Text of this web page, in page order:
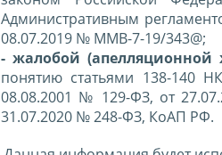
Административным
08.07.2019 № ММВ-7-19/343@;
- жалобой (апелляционной
понятию статьями 138-140
08.08.2001 № 129-ФЗ, от
31.07.2020 № 248-ФЗ, КоАП РФ.